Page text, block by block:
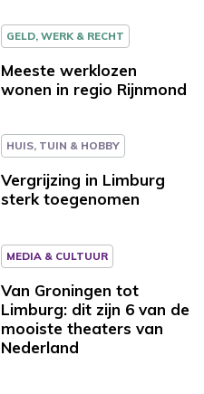
GELD, WERK & RECHT
Meeste werklozen
wonen in regio Rijnmond
HUIS, TUIN & HOBBY
Vergrijzing in Limburg
sterk toegenomen
MEDIA & CULTUUR
Van Groningen tot
Limburg: dit zijn 6 van de
mooiste theaters van
Nederland